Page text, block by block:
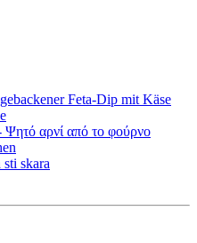
Feta-Dip mit Käse
αρνί από το φούρνο
skara